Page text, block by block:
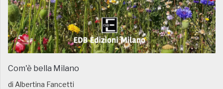
Com'è bella Milano
di Albertina Fancetti